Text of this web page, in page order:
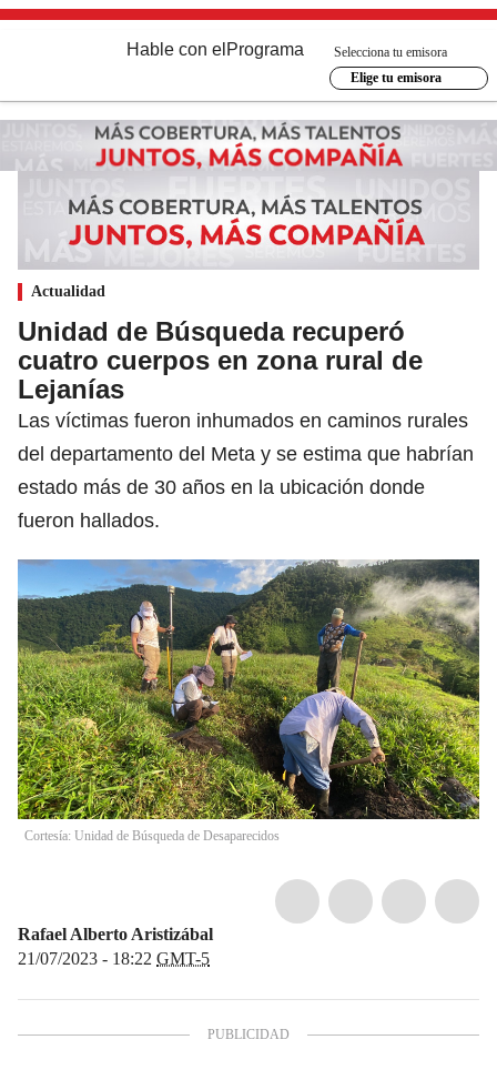
Hable con el Programa
Selecciona tu emisora
Elige tu emisora
Actualidad
Unidad de Búsqueda recuperó
cuatro cuerpos en zona rural de
Lejanías
Las víctimas fueron inhumados en caminos rurales
del departamento del Meta y se estima que habrían
estado más de 30 años en la ubicación donde
fueron hallados.
Cortesía: Unidad de Búsqueda de Desaparecidos
Rafael Alberto Aristizábal
21/07/2023 - 18:22 GMT-5